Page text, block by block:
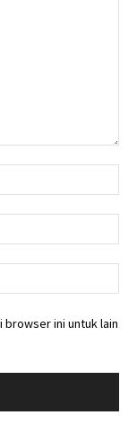
browser ini untuk lain